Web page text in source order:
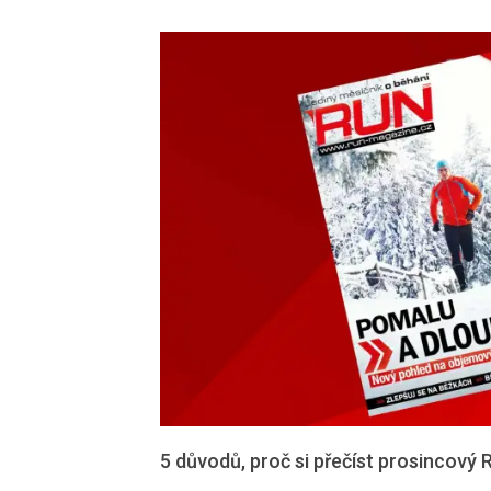
5 důvodů, proč si přečíst prosincový